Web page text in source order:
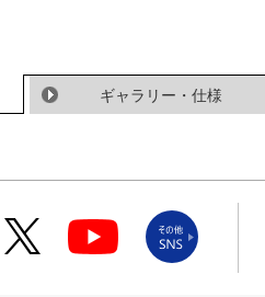
ギャラリー・仕様